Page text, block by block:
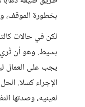
بخطورة الموقف،
لكن في حالات
بسيط. وهو أن تُري
يجب على العمال
الإجراء كسلا.
لعينيه، وصدتها